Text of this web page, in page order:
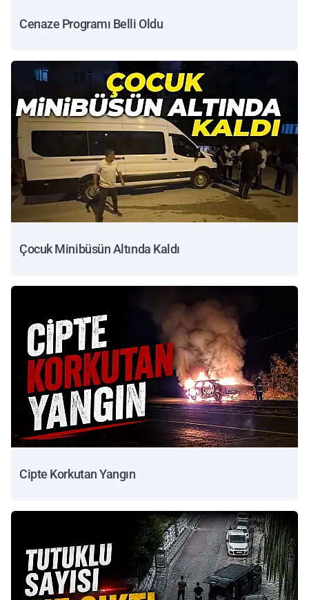
Cenaze Programı Belli Oldu
Çocuk Minibüsün Altında Kaldı
Cipte Korkutan Yangın